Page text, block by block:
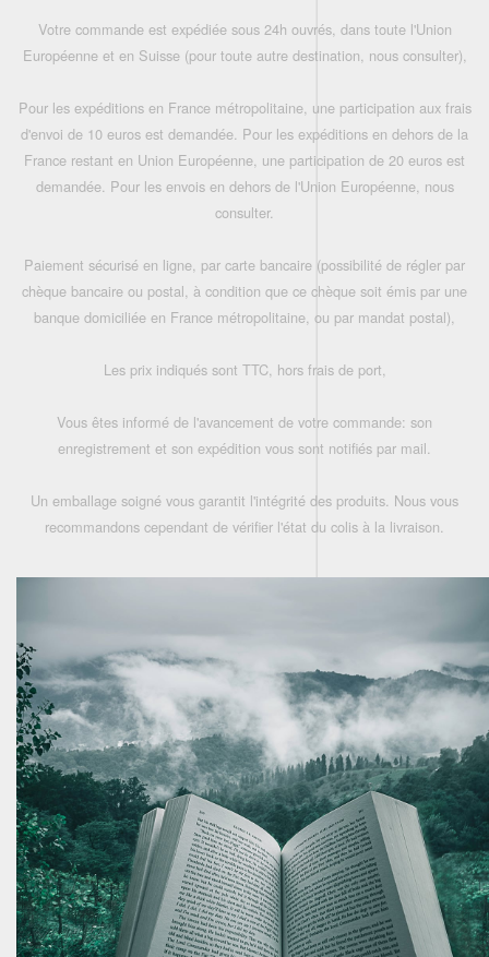
Votre commande est expédiée sous 24h ouvrés, dans toute l'Union
Européenne et en Suisse (pour toute autre destination, nous consulter),
Pour les expéditions en France métropolitaine, une participation aux frais
d'envoi de 10 euros est demandée. Pour les expéditions en dehors de la
France restant en Union Européenne, une participation de 20 euros est
demandée. Pour les envois en dehors de l'Union Européenne, nous
consulter.
Paiement sécurisé en ligne, par carte bancaire (possibilité de régler par
chèque bancaire ou postal, à condition que ce chèque soit émis par une
banque domiciliée en France métropolitaine, ou par mandat postal),
Les prix indiqués sont TTC, hors frais de port,
Vous êtes informé de l'avancement de votre commande: son
enregistrement et son expédition vous sont notifiés par mail.
Un emballage soigné vous garantit l'intégrité des produits. Nous vous
recommandons cependant de vérifier l'état du colis à la livraison.